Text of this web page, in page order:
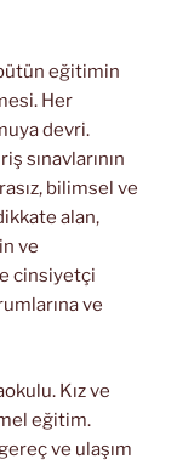
eğitimin
Her
devri.
sınavlarının
bilimsel ve
alan,
ve
cinsiyetçi
ve
Kız ve
eğitim.
ve ulaşım